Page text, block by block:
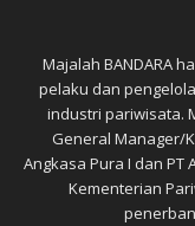
Majalah BANDARA
pelaku dan
industri pariwisata.
General Manager/
Angkasa Pura I dan PT
Kementerian